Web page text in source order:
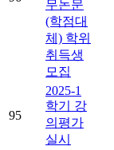
무논문
(학점대
체) 학위
취득생
모집
95
2025-1
학기 강
의평가
실시